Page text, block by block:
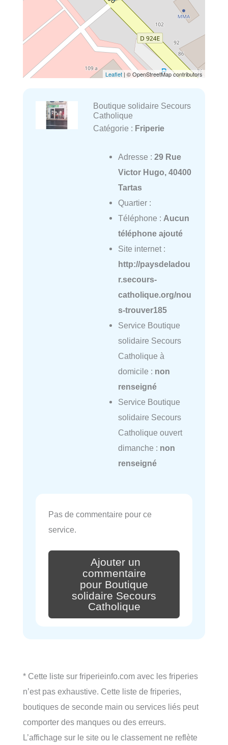
Leaflet | © OpenStreetMap contributors
Boutique solidaire Secours
Catholique
Catégorie : Friperie
Adresse : 29 Rue
Victor Hugo, 40400
Tartas
Quartier :
Téléphone : Aucun
téléphone ajouté
Site internet :
http://paysdeladou
r.secours-
catholique.org/nou
s-trouver185
Service Boutique
solidaire Secours
Catholique à
domicile : non
renseigné
Service Boutique
solidaire Secours
Catholique ouvert
dimanche : non
renseigné
Pas de commentaire pour ce
service.
Ajouter un
commentaire
pour Boutique
solidaire Secours
Catholique
* Cette liste sur friperieinfo.com avec les friperies
n’est pas exhaustive. Cette liste de friperies,
boutiques de seconde main ou services liés peut
comporter des manques ou des erreurs.
L’affichage sur le site ou le classement ne reflète